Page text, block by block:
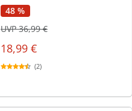
48 %
18,99 €
UVP 36,99 €
(2)